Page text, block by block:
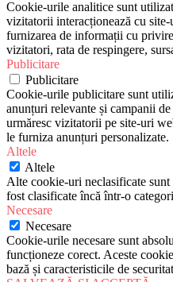
Cookie-urile analitice sunt
vizitatorii interacționează cu
furnizarea de informații cu
vizitatori, rata de respingere,
Publicitare
Publicitare
Cookie-urile publicitare sunt
anunțuri relevante și campanii
urmăresc vizitatorii pe site-uri
le furniza anunțuri personalizate.
Altele
Altele
Alte cookie-uri neclasificate sunt
fost clasificate încă într-o
Necesare
Necesare
Cookie-urile necesare sunt
funcționeze corect. Aceste
bază și caracteristicile de